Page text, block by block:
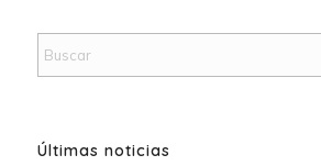
Últimas noticias